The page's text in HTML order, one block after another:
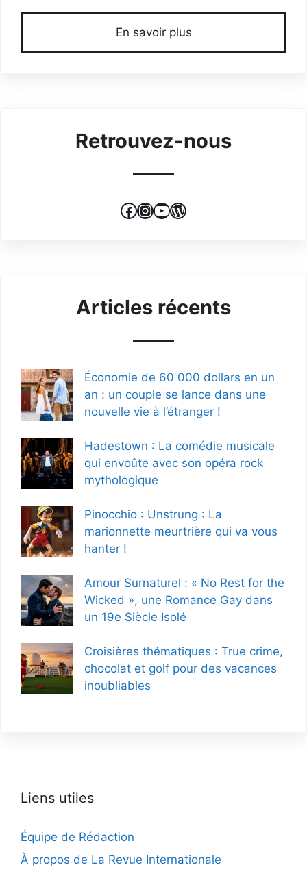
En savoir plus
Retrouvez-nous
Facebook
Instagram
YouTube
WordPress
Articles récents
Économie de 60 000 dollars en un
an : un couple se lance dans une
nouvelle vie à l’étranger !
Hadestown : La comédie musicale
qui envoûte avec son opéra rock
mythologique
Pinocchio : Unstrung : La
marionnette meurtrière qui va vous
hanter !
Amour Surnaturel : « No Rest for the
Wicked », une Romance Gay dans
un 19e Siècle Isolé
Croisières thématiques : True crime,
chocolat et golf pour des vacances
inoubliables
Liens utiles
Équipe de Rédaction
À propos de La Revue Internationale